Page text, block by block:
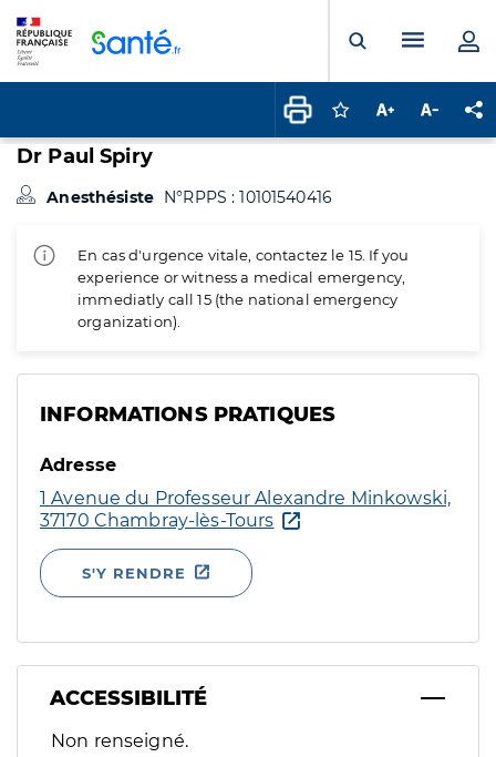
Ouvrir laMenu
Connectez-vous
Augmenter la
Dr Paul Spiry
Anesthésiste N°RPPS : 10101540416
En cas d'urgence vitale, contactez le 15. If you
experience or witness a medical emergency,
immediatly call 15 (the national emergency
organization).
INFORMATIONS PRATIQUES
Adresse
1 Avenue du Professeur Alexandre Minkowski,
37170 Chambray-lès-Tours
S'Y RENDRE
ACCESSIBILITÉ
Filtres
Sélectionnez un ou plusieurs handicaps/besoins
Non renseigné.